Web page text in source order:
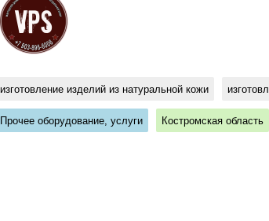
изготовление изделий из натуральной кожи
Прочее оборудование, услуги Костромская область